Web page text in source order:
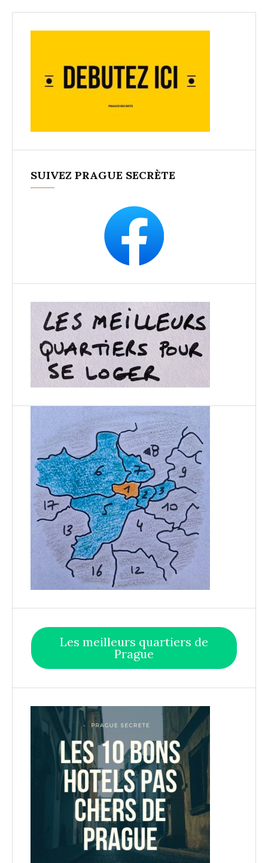
SUIVEZ PRAGUE SECRÈTE
Les meilleurs quartiers de
Prague